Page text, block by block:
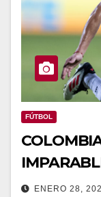
FÚTBOL
ENERO 28,